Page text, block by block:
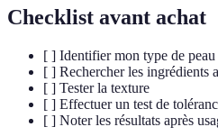
Checklist avant achat
[ ] Identifier mon type de peau
[ ] Rechercher les ingrédients
[ ] Tester la texture
[ ] Effectuer un test de
[ ] Noter les résultats après